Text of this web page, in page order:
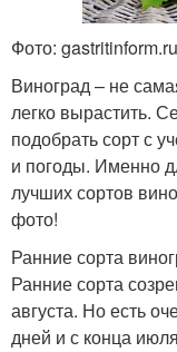
Фото: gastritinform.ru
Виноград – не
легко вырастить.
подобрать сорт с
и погоды. Именно
лучших сортов
фото!
Ранние сорта
Ранние сорта
августа. Но есть
дней и с конца